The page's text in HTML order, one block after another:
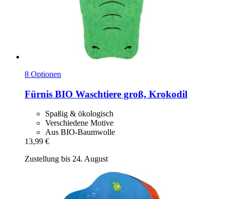
8 Optionen
Fürnis BIO Waschtiere groß, Krokodil
Spaßig & ökologisch
Verschiedene Motive
Aus BIO-Baumwolle
13,99 €
Zustellung bis 24. August